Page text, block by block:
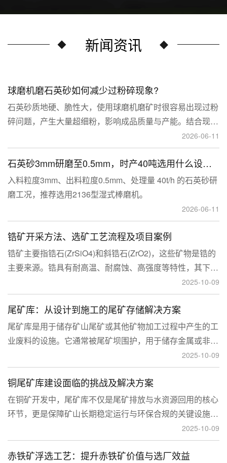
新闻资讯
球磨机磨石英砂如何减少过粉碎现象?
石英砂质地硬、脆性大，使用球磨机磨矿时很容易出现过粉
碎问题，产生大量超细粉，影响成品质量与产能。结合现场
生产经验，可通过工艺、研磨介质、运行参数、配套设备多
维度优化，改善该问题。
2026-06-11
石英砂3mm研磨至0.5mm，时产40吨选用什么设备？
入料粒度3mm、出料粒度0.5mm、处理量 40t/h 的石英砂研
磨工况，推荐选用2136型湿式棒磨机。
2026-06-11
锆矿开采方法、选矿工艺流程及项目案例
锆矿主要指锆石(ZrSiO4)和斜锆石(ZrO2)，这些矿物是锆的
主要来源。锆具有耐高温、耐腐蚀、高强度等特性，其下游
应用涉及核工业、陶瓷、耐火材料、铸造、电子和化工等多
个领域，尤其在高性能陶瓷和锆基合金中的需求不断增长。
2025-10-09
尾矿库：从设计到施工的尾矿存储解决方案
尾矿库是用于储存矿山尾矿或其他矿物加工过程中产生的工
业废料的设施。它通常被尾矿坝围护，用于储存金属或非金
属矿山的尾矿。尾矿库通常包括尾矿处理系统、排水系统和
回水系统。根据地形，尾矿库可分为山谷型、山坡型、平地
型和河流拦截型。
2025-10-09
铜尾矿库建设面临的挑战及解决方案
在铜矿开发中，尾矿库不仅是尾矿排放与水资源回用的核心
环节，更是保障矿山长期稳定运行与环保合规的关键设施。
然而，铜矿尾矿本身具有粒度细、水量大、化学活性强等特
性，使尾矿库在坝体稳定、防渗处理与排洪系统设计方面面
临更高技术挑战。
2025-10-09
赤铁矿浮选工艺：提升赤铁矿价值与选厂效益